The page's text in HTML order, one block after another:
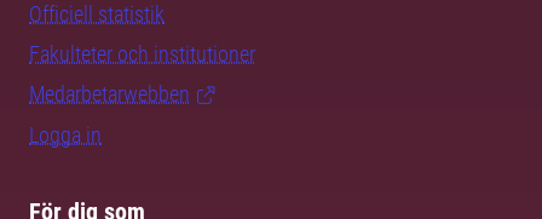
Officiell statistik
Fakulteter och institutioner
Medarbetarwebben
Logga in
För dig som